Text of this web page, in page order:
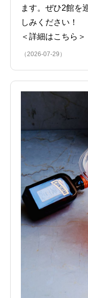
ます。ぜひ2館を
しみください！
＜詳細はこちら＞
（2026-07-29）